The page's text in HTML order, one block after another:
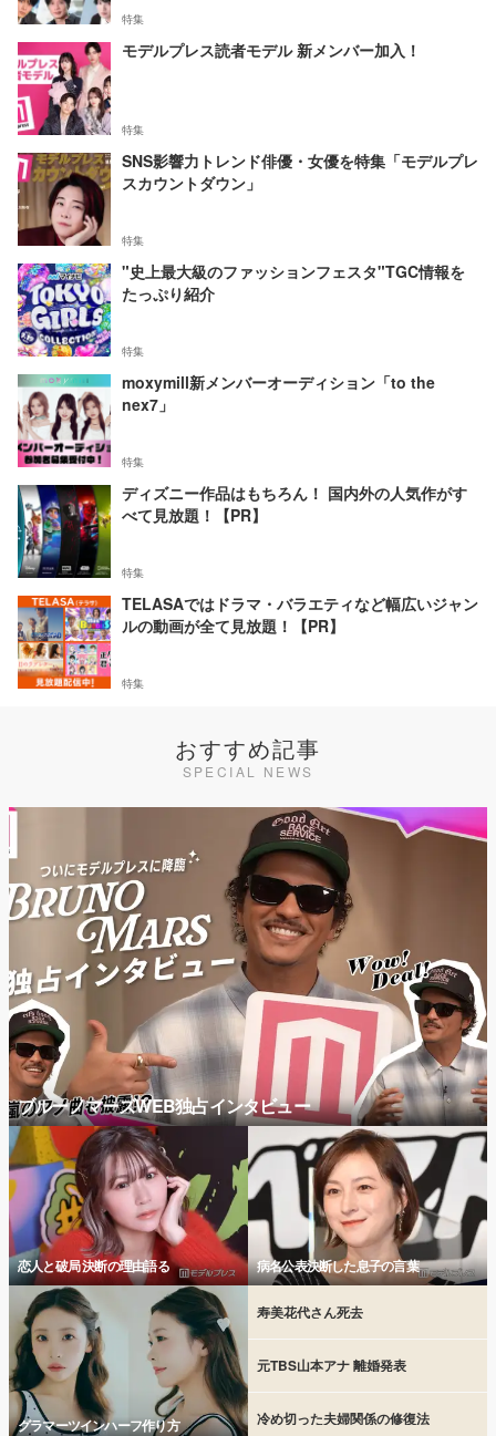
特集
モデルプレス読者モデル 新メンバー加入！
特集
SNS影響力トレンド俳優・女優を特集「モデルプレ
スカウントダウン」
特集
"史上最大級のファッションフェスタ"TGC情報を
たっぷり紹介
特集
moxymill新メンバーオーディション「to the
nex7」
特集
ディズニー作品はもちろん！ 国内外の人気作がす
べて見放題！【PR】
特集
TELASAではドラマ・バラエティなど幅広いジャン
ルの動画が全て見放題！【PR】
特集
おすすめ記事
SPECIAL NEWS
ブルーノマーズWEB独占インタビュー
恋人と破局 決断の理由語る 病名公表決断した息子の言葉
グラマーツインハーフ作り方
寿美花代さん死去
元TBS山本アナ 離婚発表
冷め切った夫婦関係の修復法